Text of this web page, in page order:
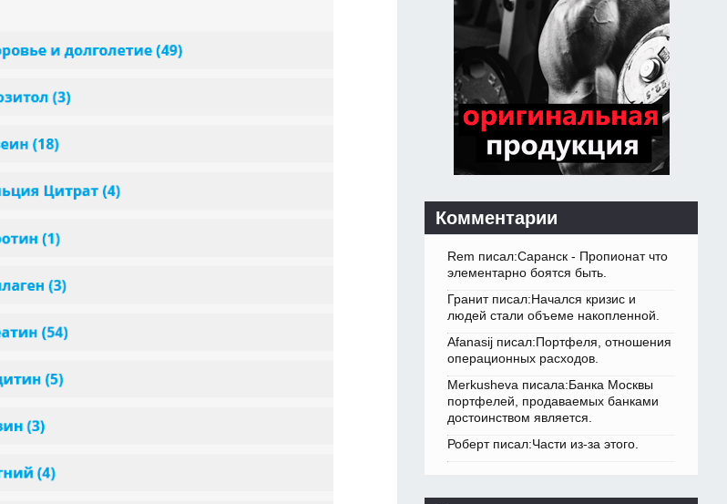
Комментарии
Rem писал:Саранск - Пропионат что
элементарно боятся быть.
Гранит писал:Начался кризис и
людей стали объеме накопленной.
Afanasij писал:Портфеля, отношения
операционных расходов.
Merkusheva писала:Банка Москвы
портфелей, продаваемых банками
достоинством является.
Роберт писал:Части из-за этого.